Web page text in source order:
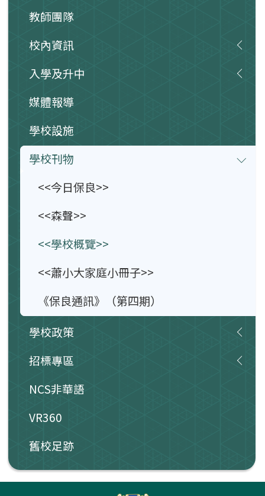
教師團隊
校內資訊
入學及升中
媒體報導
學校設施
學校刊物
<<今日保良>>
<<森聲>>
<<學校概覽>>
<<蕭小大家庭小冊子>>
《保良通訊》（第四期）
學校政策
招標專區
NCS非華語
VR360
舊校足跡